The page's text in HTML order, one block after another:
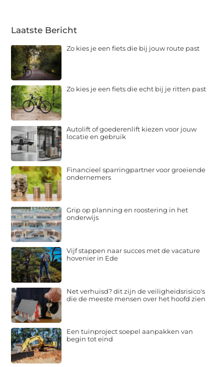
Laatste Bericht
Zo kies je een fiets die bij jouw route past
Zo kies je een fiets die echt bij je ritten past
Autolift of goederenlift kiezen voor jouw
locatie en gebruik
Financieel sparringpartner voor groeiende
ondernemers
Grip op planning en roostering in het
onderwijs
Vijf stappen naar succes met de vacature
hovenier in Ede
Net verhuisd? dit zijn de veiligheidsrisico's
die de meeste mensen over het hoofd zien
Een tuinproject soepel aanpakken van
begin tot eind